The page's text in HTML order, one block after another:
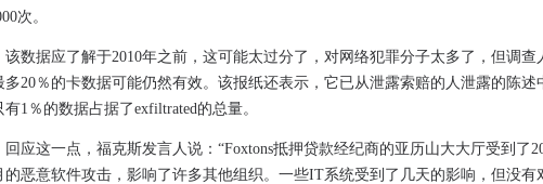
5G公司对Sonic Open Networking Scheme进行调整
数据团队挣扎以最大限度地提高业务福利
次。
该数据应了解于2010年之前，这可能太过分了，对网络犯罪分子太多了，但调查
多20％的卡数据可能仍然有效。该报纸还表示，它已从泄露索赔的人泄露的陈述
有1％的数据占据了exfiltrated的总量。
回应这一点，福克斯发言人说：“Foxtons抵押贷款经纪商的亚历山大大厅受到了
的恶意软件攻击，影响了许多其他组织。一些IT系统受到了几天的影响，但没有